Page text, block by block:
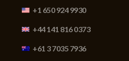
+1 650 924 9930
+44 141 816 0373
+61 3 7035 7936